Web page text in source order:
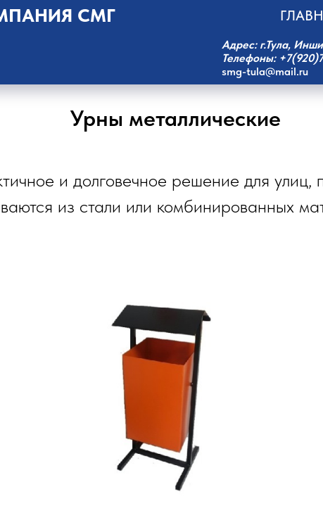
СМГ
Адрес: г.Тула,
Телефоны:
smg-tula@mail.ru
Урны металлические
и долговечное решение для улиц,
из стали или комбинированных